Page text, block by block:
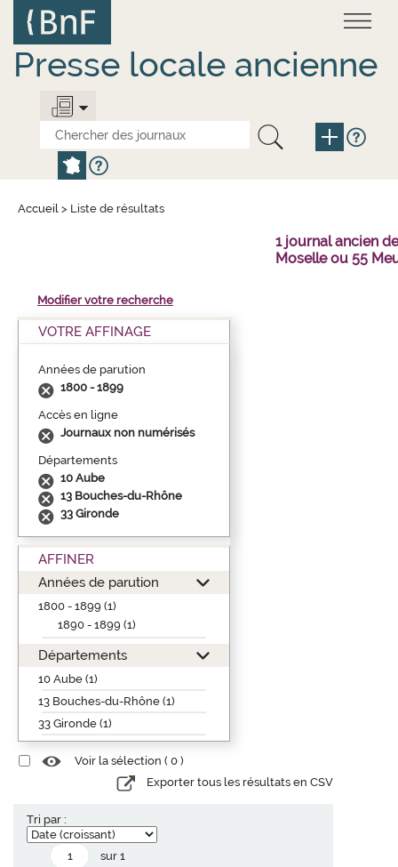
contenu
principal
Presse locale ancienne
Accueil > Liste de résultats
1 journal ancien
Moselle ou 55
Modifier votre recherche
VOTRE AFFINAGE
Années de parution
1800 - 1899
Accès en ligne
Journaux non numérisés
Départements
10 Aube
13 Bouches-du-Rhône
33 Gironde
AFFINER
Années de parution
1800 - 1899 (1)
1890 - 1899 (1)
Départements
10 Aube (1)
13 Bouches-du-Rhône (1)
33 Gironde (1)
Voir la sélection ( 0 )
Exporter tous les résultats en CSV
Tri par :
sur 1
Panneau de gestion des cookies